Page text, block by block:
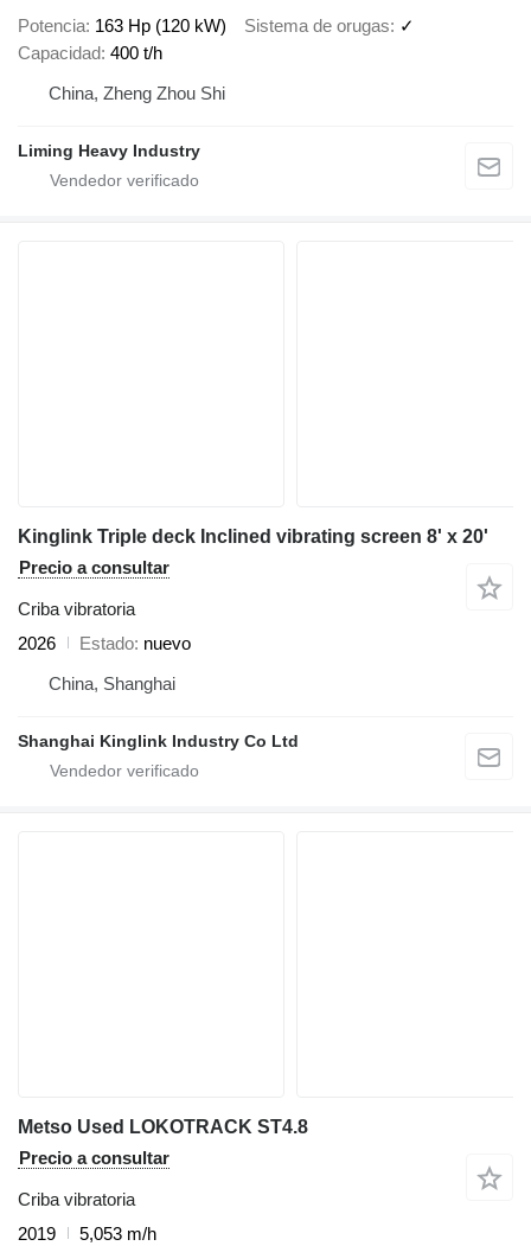
Potencia 163 Hp (120 kW) Sistema de orugas
✓
Capacidad 400 t/h
China, Zheng Zhou Shi
Liming Heavy Industry
Kinglink Triple deck Inclined vibrating screen 8' x 20'
Precio a consultar
Criba vibratoria
2026
Estado nuevo
China, Shanghai
Shanghai Kinglink Industry Co Ltd
Metso Used LOKOTRACK ST4.8
Precio a consultar
Criba vibratoria
2019
5,053 m/h